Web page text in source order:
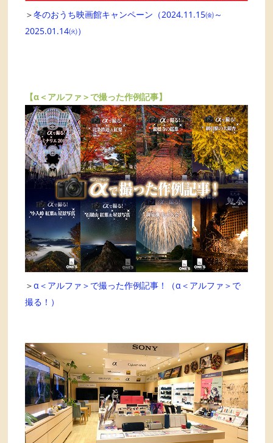
＞冬のおうち映画館キャンペーン（2024.11.15㈮～
2025.01.14㈫）
【α＜アルファ＞で撮った作例記事】
＞α＜アルファ＞で撮った作例記事！（α＜アルファ＞で
撮る！）